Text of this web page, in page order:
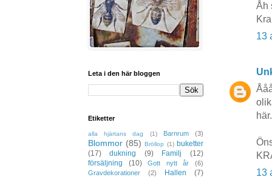
Åh
13
13
Leta i den här bloggen
Etiketter
alla hjärtans dag (1) Barnrum (3)
Blommor (85) Bröllop (1) buketter
(17)
dukning (9) Familj
(12)
försäljning
(10) Gott nytt år
(6)
Gravdekorationer
(2) Hallen (7)